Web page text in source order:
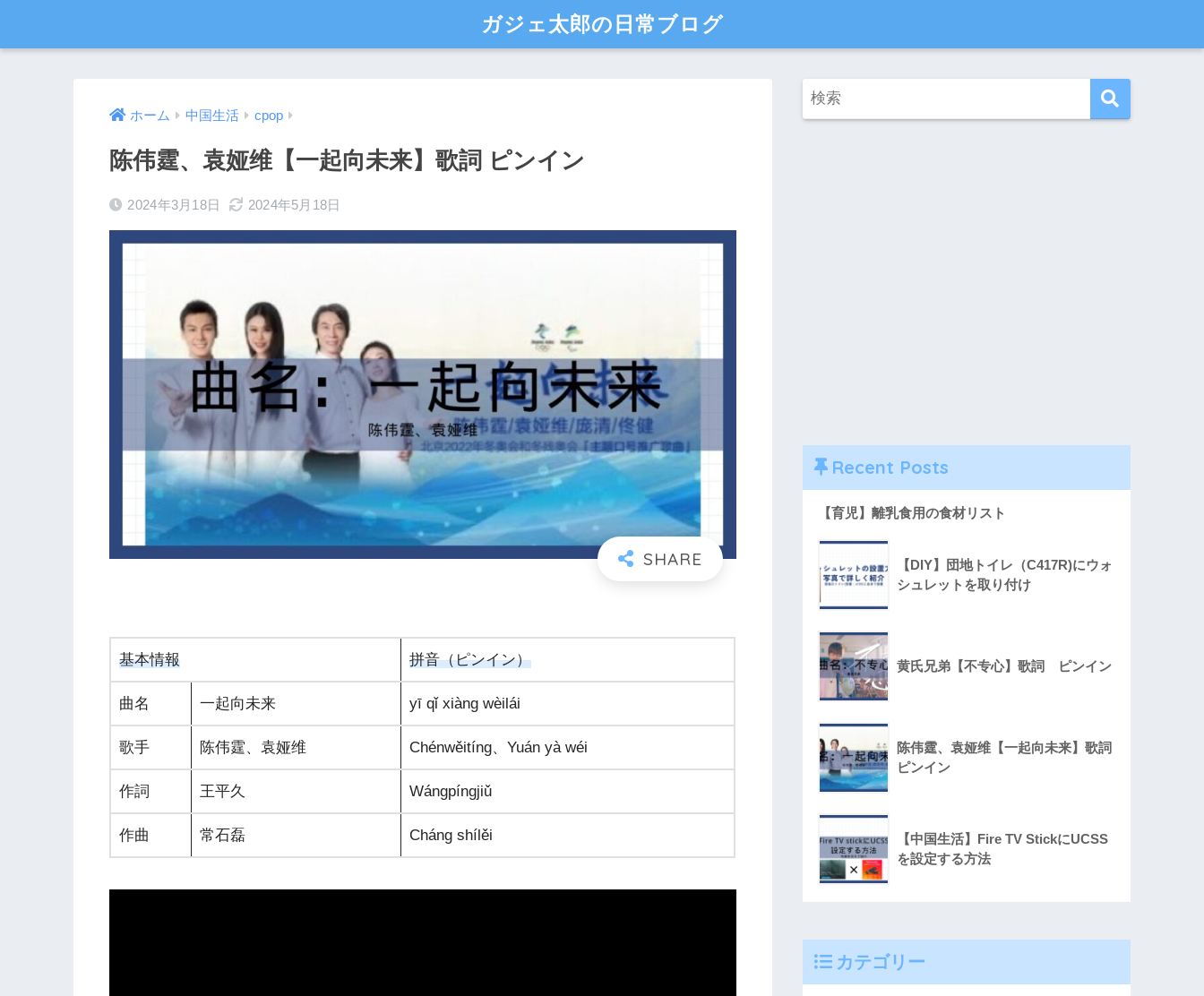
ガジェ太郎の日常ブログ
ホーム 中国生活 cpop
陈伟霆、袁娅维【一起向未来】歌詞 ピンイン
2024年3月18日 2024年5月18日
基本情報 拼音（ピンイン）
曲名 一起向未来 yī qǐ xiàng wèilái
歌手 陈伟霆、袁娅维 Chénwěitíng、Yuán yà wéi
作詞 王平久 Wángpíngjiǔ
作曲 常石磊 Cháng shílěi
Recent Posts
【育児】離乳食用の食材リスト
【DIY】団地トイレ（C417R)にウォ
シュレットを取り付け
黄氏兄弟【不专心】歌詞 ピンイン
陈伟霆、袁娅维【一起向未来】歌詞
ピンイン
【中国生活】Fire TV StickにUCSS
を設定する方法
カテゴリー